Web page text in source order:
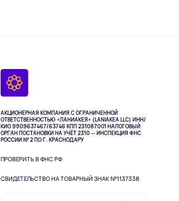
АКЦИОНЕРНАЯ КОМПАНИЯ С ОГРАНИЧЕННОЙ
ОТВЕТСТВЕННОСТЬЮ «ЛАНИАКЕЯ» (LANIAKEA LLC) ИНН/
КИО 9909637467/63746 КПП 231087001НАЛОГОВЫЙ
ОРГАН ПОСТАНОВКИ НА УЧЁТ 2310 — ИНСПЕКЦИЯ ФНС
РОССИИ № 2 ПО Г. КРАСНОДАРУ
ПРОВЕРИТЬ В ФНС РФ
СВИДЕТЕЛЬСТВО НА ТОВАРНЫЙ ЗНАК №1137338